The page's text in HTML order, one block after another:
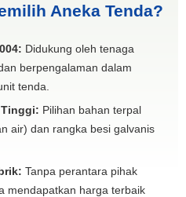
Aneka Tenda?
Didukung oleh tenaga
berpengalaman dalam
tenda.
Pilihan bahan terpal
air) dan rangka besi galvanis
Tanpa perantara pihak
mendapatkan harga terbaik